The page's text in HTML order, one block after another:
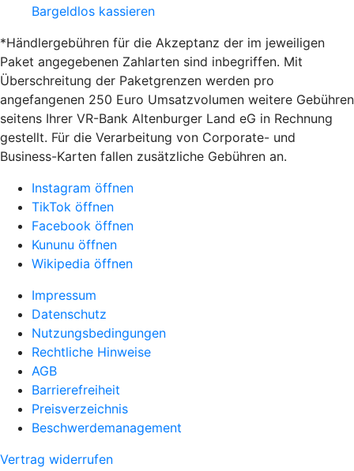
Bargeldlos kassieren
*Händlergebühren für die Akzeptanz der im jeweiligen
Paket angegebenen Zahlarten sind inbegriffen. Mit
Überschreitung der Paketgrenzen werden pro
angefangenen 250 Euro Umsatzvolumen weitere Gebühren
seitens Ihrer VR-Bank Altenburger Land eG in Rechnung
gestellt. Für die Verarbeitung von Corporate- und
Business-Karten fallen zusätzliche Gebühren an.
Instagram öffnen
TikTok öffnen
Facebook öffnen
Kununu öffnen
Wikipedia öffnen
Impressum
Datenschutz
Nutzungsbedingungen
Rechtliche Hinweise
AGB
Barrierefreiheit
Preisverzeichnis
Beschwerdemanagement
Vertrag widerrufen